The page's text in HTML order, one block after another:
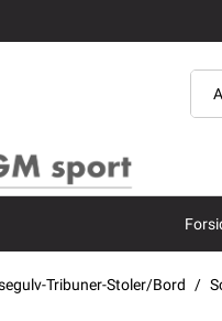
Tribuner-Stoler/Bord